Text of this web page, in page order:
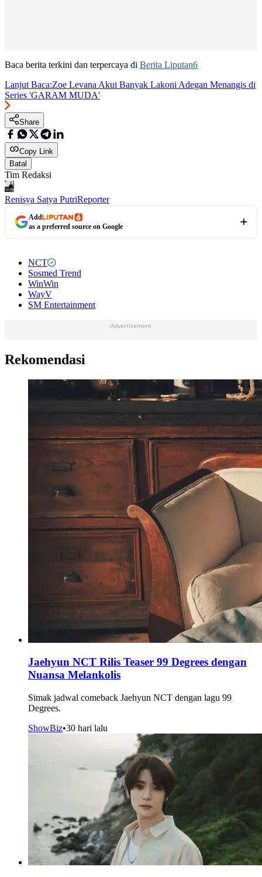
Baca berita terkini dan terpercaya di Berita Liputan6
Lanjut Baca:Zoe Levana Akui Banyak Lakoni Adegan Menangis di
Series 'GARAM MUDA'
Share
Copy Link
Batal
Tim Redaksi
Renisya Satya PutriReporter
Add
as a preferred source on Google
NCT
Sosmed Trend
WinWin
WayV
SM Entertainment
Advertisement
Rekomendasi
Jaehyun NCT Rilis Teaser 99 Degrees dengan
Nuansa Melankolis
Simak jadwal comeback Jaehyun NCT dengan lagu 99
Degrees.
ShowBiz•30 hari lalu